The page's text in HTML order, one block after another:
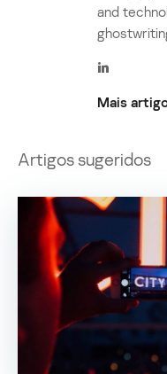
and
Mais
Artigos sugeridos